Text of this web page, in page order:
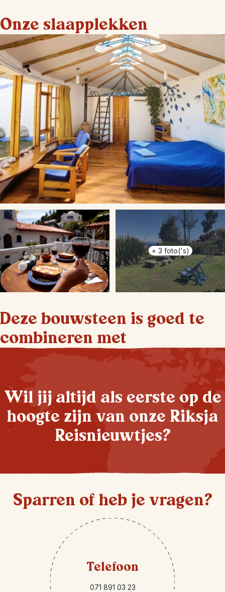
Onze slaapplekken
+ 3 foto('s)
Deze bouwsteen is goed te
combineren met
Wil jij altijd als eerste op de
hoogte zijn van onze Riksja
Reisnieuwtjes?
Sparren of heb je vragen?
Telefoon
071 891 03 23